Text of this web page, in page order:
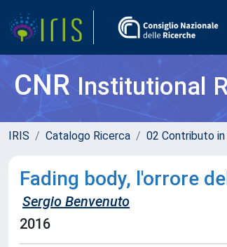
CNRInstitutional
IRIS Catalogo Ricerca 02 Contributo
Fading body, l'orrore
Sergio Benvenuto
2016